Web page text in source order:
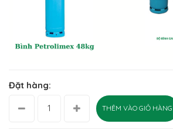
Đặt hàng:
THÊM VÀO GIỎ HÀNG